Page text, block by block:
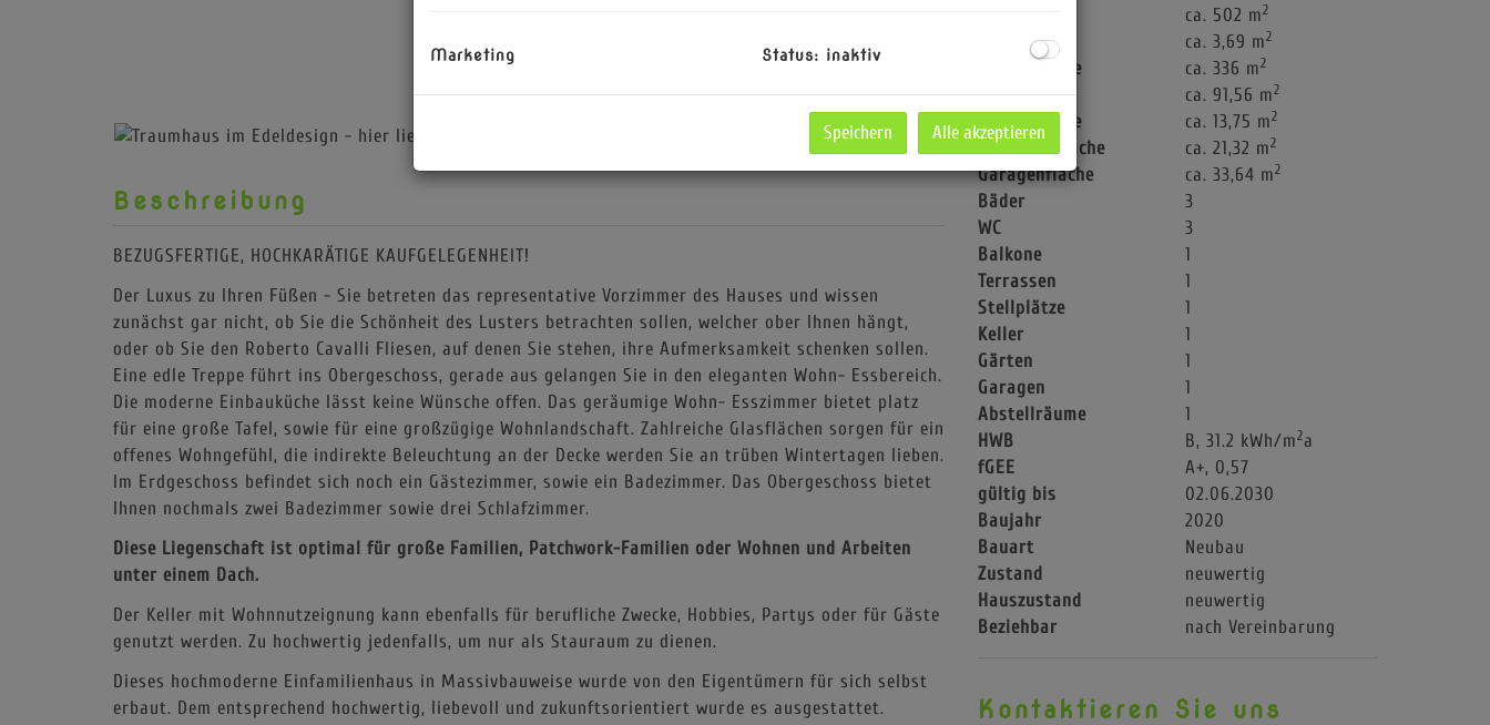
Beschreibung
BEZUGSFERTIGE, HOCHKARÄTIGE KAUFGELEGENHEIT!
Der Luxus zu Ihren Füßen - Sie betreten das representative Vorzimmer des Hauses und wissen
zunächst gar nicht, ob Sie die Schönheit des Lusters betrachten sollen, welcher ober Ihnen hängt,
oder ob Sie den Roberto Cavalli Fliesen, auf denen Sie stehen, ihre Aufmerksamkeit schenken sollen.
Eine edle Treppe führt ins Obergeschoss, gerade aus gelangen Sie in den eleganten Wohn- Essbereich.
Die moderne Einbauküche lässt keine Wünsche offen. Das geräumige Wohn- Esszimmer bietet platz
für eine große Tafel, sowie für eine großzügige Wohnlandschaft. Zahlreiche Glasflächen sorgen für ein
offenes Wohngefühl, die indirekte Beleuchtung an der Decke werden Sie an trüben Wintertagen lieben.
Im Erdgeschoss befindet sich noch ein Gästezimmer, sowie ein Badezimmer. Das Obergeschoss bietet
Ihnen nochmals zwei Badezimmer sowie drei Schlafzimmer.
Diese Liegenschaft ist optimal für große Familien, Patchwork-Familien oder Wohnen und Arbeiten
unter einem Dach.
Der Keller mit Wohnnutzeignung kann ebenfalls für berufliche Zwecke, Hobbies, Partys oder für Gäste
genutzt werden. Zu hochwertig jedenfalls, um nur als Stauraum zu dienen.
Dieses hochmoderne Einfamilienhaus in Massivbauweise wurde von den Eigentümern für sich selbst
erbaut. Dem entsprechend hochwertig, liebevoll und zukunftsorientiert wurde es ausgestattet.
ca. 502 m2
Lagerfläche ca. 3,69 m2
Gartenfläche ca. 336 m2
Kellerfläche ca. 91,56 m2
Balkonfläche ca. 13,75 m2
Terrassenfläche ca. 21,32 m2
Garagenfläche ca. 33,64 m2
Bäder
3
WC
3
Balkone
1
Terrassen
1
Stellplätze
1
Keller
1
Gärten
1
Garagen
1
Abstellräume
1
HWB
B, 31.2 kWh/m2a
fGEE
A+, 0,57
gültig bis
02.06.2030
Baujahr
2020
Bauart
Neubau
Zustand
neuwertig
Hauszustand
neuwertig
Beziehbar
nach Vereinbarung
Kontaktieren Sie uns
Marketing Status: inaktiv
Speichern Alle akzeptieren